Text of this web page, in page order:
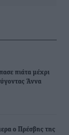
πιάτα μέχρι
Άννα
ο Πρέσβης της